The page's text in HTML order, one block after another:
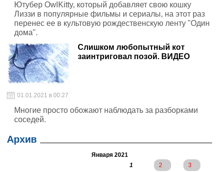
Ютубер OwlKitty, который добавляет свою кошку
Лиззи в популярные фильмы и сериалы, на этот раз
перенес ее в культовую рождественскую ленту "Один
дома".
Слишком любопытный кот
заинтриговал позой. ВИДЕО
01.01.2021 в 00:27
Многие просто обожают наблюдать за разборками
соседей.
Архив
Января 2021
1
2
3